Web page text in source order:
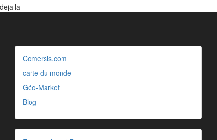
deja la
Comersis.com
carte du monde
Géo-Market
Blog